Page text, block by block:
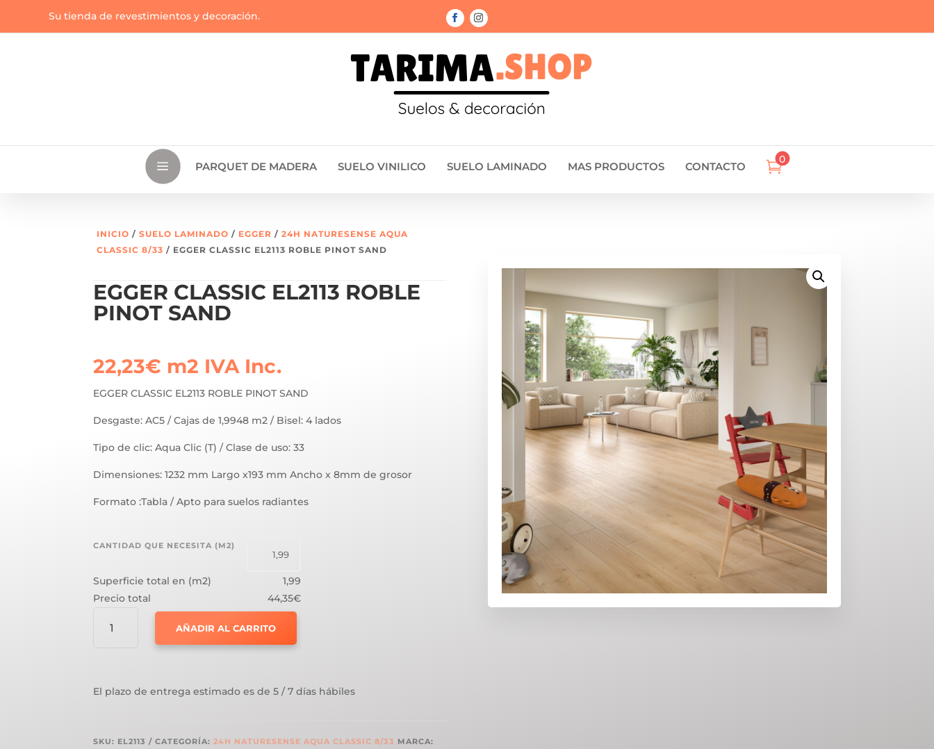
Su tienda de revestimientos y decoración.
a PARQUET DE MADERA SUELO VINILICO SUELO LAMINADO MAS PRODUCTOS CONTACTO 0
INICIO /SUELO LAMINADO / EGGER /24H NATURESENSE AQUA
CLASSIC 8/33 / EGGER CLASSIC EL2113 ROBLE PINOT SAND
EGGER CLASSIC EL2113 ROBLE
PINOT SAND
22,23€ m2 IVA Inc.
EGGER CLASSIC EL2113 ROBLE PINOT SAND
Desgaste: AC5 / Cajas de 1,9948 m2 / Bisel: 4 lados
Tipo de clic: Aqua Clic (T) / Clase de uso: 33
Dimensiones: 1232 mm Largo x193 mm Ancho x 8mm de grosor
Formato :Tabla / Apto para suelos radiantes
CANTIDAD QUE NECESITA (M2)
Superficie total en (m2)
1,99
Precio total
44,35€
CLASSIC
SAND
AÑADIR AL CARRITO
El plazo de entrega estimado es de 5 / 7 días hábiles
SKU: EL2113 CATEGORÍA:24H NATURESENSE AQUA CLASSIC 8/33 MARCA: